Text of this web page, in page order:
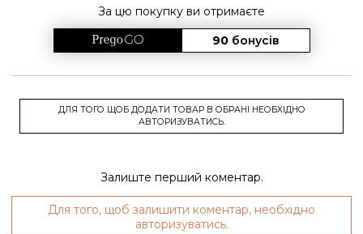
За цю покупку ви отримаєте
90 бонусів
ДЛЯ ТОГО ЩОБ ДОДАТИ ТОВАР В ОБРАНІ НЕОБХІДНО
АВТОРИЗУВАТИСЬ.
Залиште перший коментар.
Для того, щоб залишити коментар, необхідно
авторизуватись.